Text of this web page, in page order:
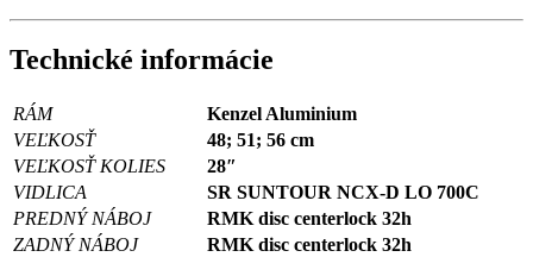
Technické informácie
RÁM
Kenzel Aluminium
VEĽKOSŤ
48; 51; 56 cm
VEĽKOSŤ KOLIES
28″
VIDLICA
SR SUNTOUR NCX-D LO 700C
PREDNÝ NÁBOJ
RMK disc centerlock 32h
ZADNÝ NÁBOJ
RMK disc centerlock 32h